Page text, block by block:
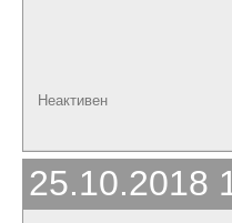
Неактивен
25.10.2018